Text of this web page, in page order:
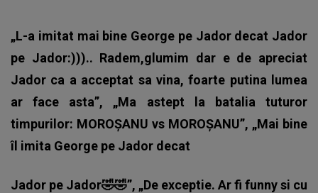
„L-a imitat mai bine George pe Jador decat Jador
pe Jador:))).. Radem,glumim dar e de apreciat
Jador ca a acceptat sa vina, foarte putina lumea
ar face asta”, „Ma astept la batalia tuturor
timpurilor: MOROȘANU vs MOROȘANU”, „Mai bine
îl imita George pe Jador decat
Jador pe Jador🤣🤣”, „De exceptie. Ar fi funny si cu